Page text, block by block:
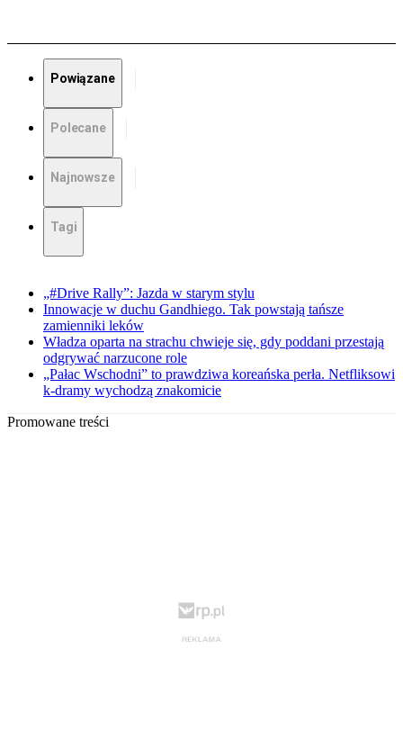
Powiązane
Polecane
Najnowsze
Tagi
„#Drive Rally”: Jazda w starym stylu
Innowacje w duchu Gandhiego. Tak powstają tańsze
zamienniki leków
Władza oparta na strachu chwieje się, gdy poddani przestają
odgrywać narzucone role
„Pałac Wschodni” to prawdziwa koreańska perła. Netfliksowi
k-dramy wychodzą znakomicie
Promowane treści